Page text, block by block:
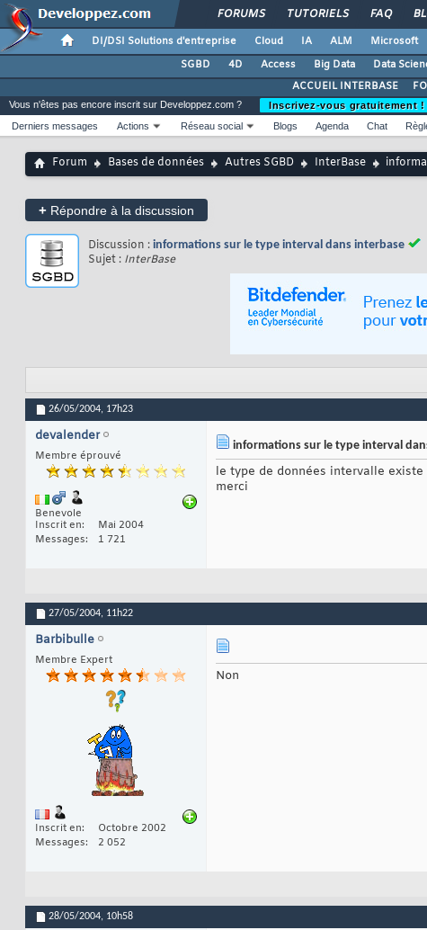
FORUMS TUTORIELS FAQ
DI/DSI Solutions d'entreprise Cloud IA ALM Microsoft
SGBD
4D Access Big Data Data
ACCUEIL INTERBASE
Vous n'êtes pas encore inscrit sur Developpez.com ?
Inscrivez-vous gratuitement !
Derniers messages
Actions Réseau social Blogs Agenda Chat
Forum Bases de données Autres SGBD InterBase
+ Répondre à la discussion
Discussion : informations sur le type interval dans interbase
Sujet : InterBase
26/05/2004, 17h23
devalender
Membre éprouvé
Benevole
Inscrit en
Mai 2004
Messages
1 721
informations sur le type interval
le type de données intervalle
merci
27/05/2004, 11h22
Barbibulle
Membre Expert
Inscrit en
Octobre 2002
Messages
2 052
Non
28/05/2004, 10h58